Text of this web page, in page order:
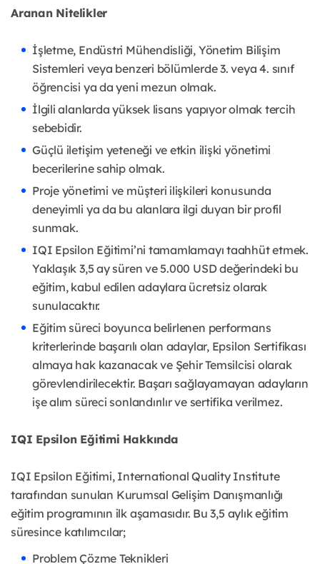
Aranan Nitelikler
İşletme, Endüstri Mühendisliği, Yönetim Bilişim
Sistemleri veya benzeri bölümlerde 3. veya 4. sınıf
öğrencisi ya da yeni mezun olmak.
İlgili alanlarda yüksek lisans yapıyor olmak tercih
sebebidir.
Güçlü iletişim yeteneği ve etkin ilişki yönetimi
becerilerine sahip olmak.
Proje yönetimi ve müşteri ilişkileri konusunda
deneyimli ya da bu alanlara ilgi duyan bir profil
sunmak.
IQI Epsilon Eğitimi’ni tamamlamayı taahhüt etmek.
Yaklaşık 3,5 ay süren ve 5.000 USD değerindeki bu
eğitim, kabul edilen adaylara ücretsiz olarak
sunulacaktır.
Eğitim süreci boyunca belirlenen performans
kriterlerinde başarılı olan adaylar, Epsilon Sertifikası
almaya hak kazanacak ve Şehir Temsilcisi olarak
görevlendirilecektir. Başarı sağlayamayan adayların
işe alım süreci sonlandırılır ve sertifika verilmez.
IQI Epsilon Eğitimi Hakkında
IQI Epsilon Eğitimi, International Quality Institute
tarafından sunulan Kurumsal Gelişim Danışmanlığı
eğitim programının ilk aşamasıdır. Bu 3,5 aylık eğitim
süresince katılımcılar;
Problem Çözme Teknikleri